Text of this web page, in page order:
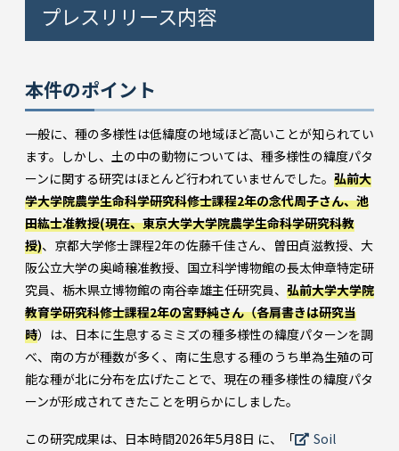
プレスリリース内容
本件のポイント
一般に、種の多様性は低緯度の地域ほど高いことが知られてい
ます。しかし、土の中の動物については、種多様性の緯度パタ
ーンに関する研究はほとんど行われていませんでした。 弘前大
学大学院農学生命科学研究科修士課程2年の念代周子さん、池
田紘士准教授(現在、東京大学大学院農学生命科学研究科教
授)、京都大学修士課程2年の佐藤千佳さん、曽田貞滋教授、大
阪公立大学の奥崎穣准教授、国立科学博物館の長太伸章特定研
究員、栃木県立博物館の南谷幸雄主任研究員、 弘前大学大学院
教育学研究科修士課程2年の宮野純さん（各肩書きは研究当
時）は、日本に生息するミミズの種多様性の緯度パターンを調
べ、南の方が種数が多く、南に生息する種のうち単為生殖の可
能な種が北に分布を広げたことで、現在の種多様性の緯度パタ
ーンが形成されてきたことを明らかにしました。
この研究成果は、日本時間2026年5月8日 に、「
Soil